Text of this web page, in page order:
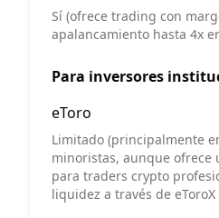
Sí (ofrece trading con
apalancamiento hasta 4x
Para inversores
eToro
Limitado (principalmente
minoristas, aunque ofrece
para traders crypto
liquidez a través de eToroX